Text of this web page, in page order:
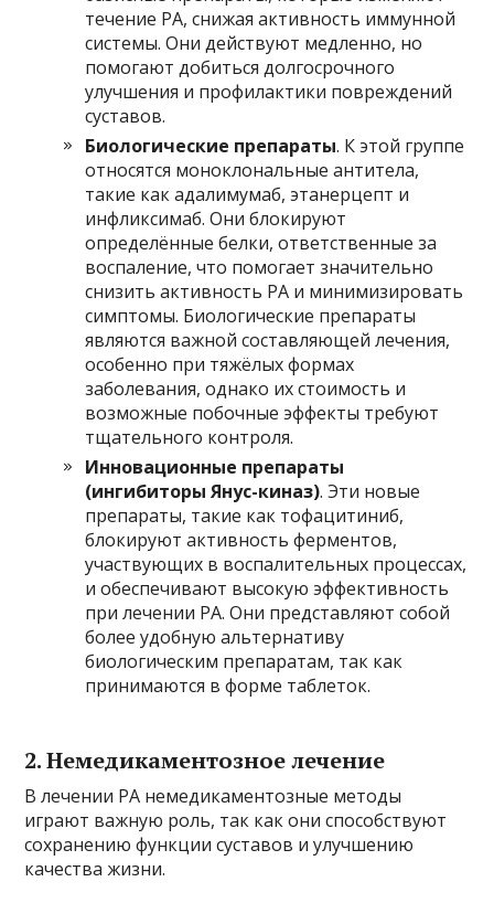
течение РА, снижая активность иммунной
системы. Они действуют медленно, но
помогают добиться долгосрочного
улучшения и профилактики повреждений
суставов.
Биологические препараты. К этой группе
относятся моноклональные антитела,
такие как адалимумаб, этанерцепт и
инфликсимаб. Они блокируют
определённые белки, ответственные за
воспаление, что помогает значительно
снизить активность РА и минимизировать
симптомы. Биологические препараты
являются важной составляющей лечения,
особенно при тяжёлых формах
заболевания, однако их стоимость и
возможные побочные эффекты требуют
тщательного контроля.
Инновационные препараты
(ингибиторы Янус-киназ). Эти новые
препараты, такие как тофацитиниб,
блокируют активность ферментов,
участвующих в воспалительных процессах,
и обеспечивают высокую эффективность
при лечении РА. Они представляют собой
более удобную альтернативу
биологическим препаратам, так как
принимаются в форме таблеток.
2. Немедикаментозное лечение
В лечении РА немедикаментозные методы
играют важную роль, так как они способствуют
сохранению функции суставов и улучшению
качества жизни.